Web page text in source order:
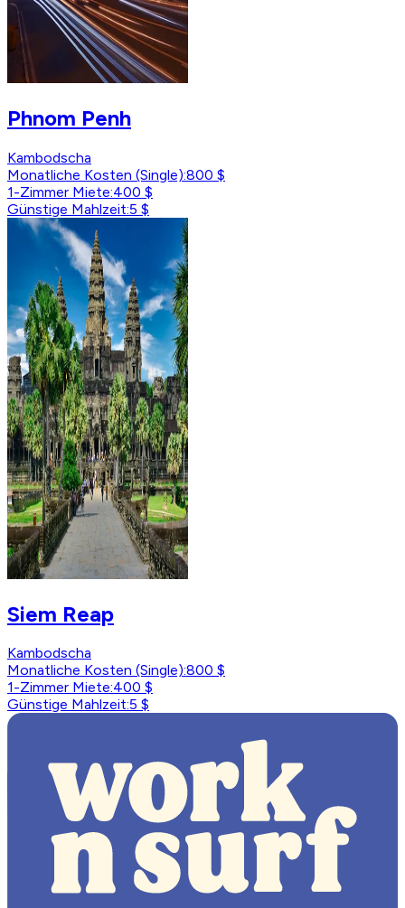
Phnom Penh
Kambodscha
Monatliche Kosten (Single):800 $
1-Zimmer Miete:400 $
Günstige Mahlzeit:5 $
Siem Reap
Kambodscha
Monatliche Kosten (Single):800 $
1-Zimmer Miete:400 $
Günstige Mahlzeit:5 $